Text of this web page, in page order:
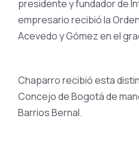
presidente y fundador de
empresario recibió la
Acevedo y Gómez en el
Chaparro recibió esta
Concejo de Bogotá de
Barrios Bernal.